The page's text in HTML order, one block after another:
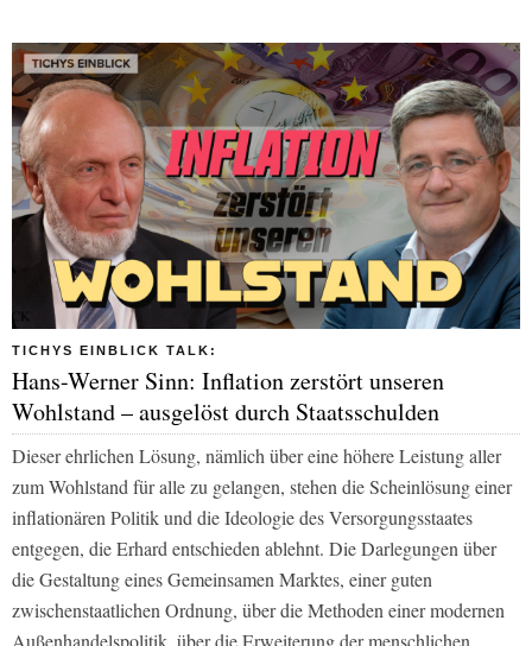
TICHYS EINBLICK TALK:
Hans-Werner Sinn: Inflation zerstört unseren
Wohlstand – ausgelöst durch Staatsschulden
Dieser ehrlichen Lösung, nämlich über eine höhere Leistung aller
zum Wohlstand für alle zu gelangen, stehen die Scheinlösung einer
inflationären Politik und die Ideologie des Versorgungsstaates
entgegen, die Erhard entschieden ablehnt. Die Darlegungen über
die Gestaltung eines Gemeinsamen Marktes, einer guten
zwischenstaatlichen Ordnung, über die Methoden einer modernen